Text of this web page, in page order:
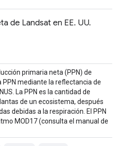
de Landsat en EE. UU.
primaria neta (PPN) de
PPN mediante la reflectancia de
La PPN es la cantidad de
de un ecosistema, después
debidas a la respiración. El PPN
MOD17 (consulta el manual de